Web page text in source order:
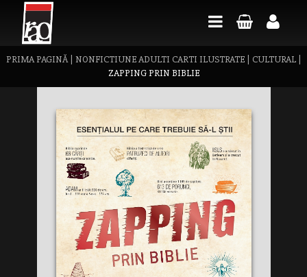
PRIMA PAGINĂ| NONFICTIUNE ADULTI CARTI ILUSTRATE| CULTURAL|
ZAPPING PRIN BIBLIE